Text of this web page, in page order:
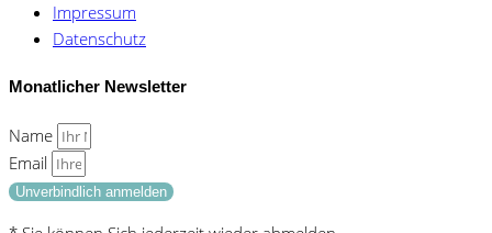
Impressum
Datenschutz
Monatlicher Newsletter
Name
Email
Unverbindlich anmelden